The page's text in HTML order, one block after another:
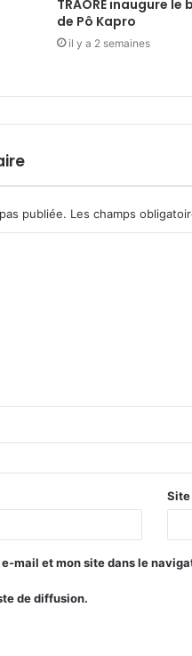
TRAORÉ inaugure le
de Pô Kapro
il y a 2 semaines
publiée. Les champs
mail et mon site dans le
de diffusion.